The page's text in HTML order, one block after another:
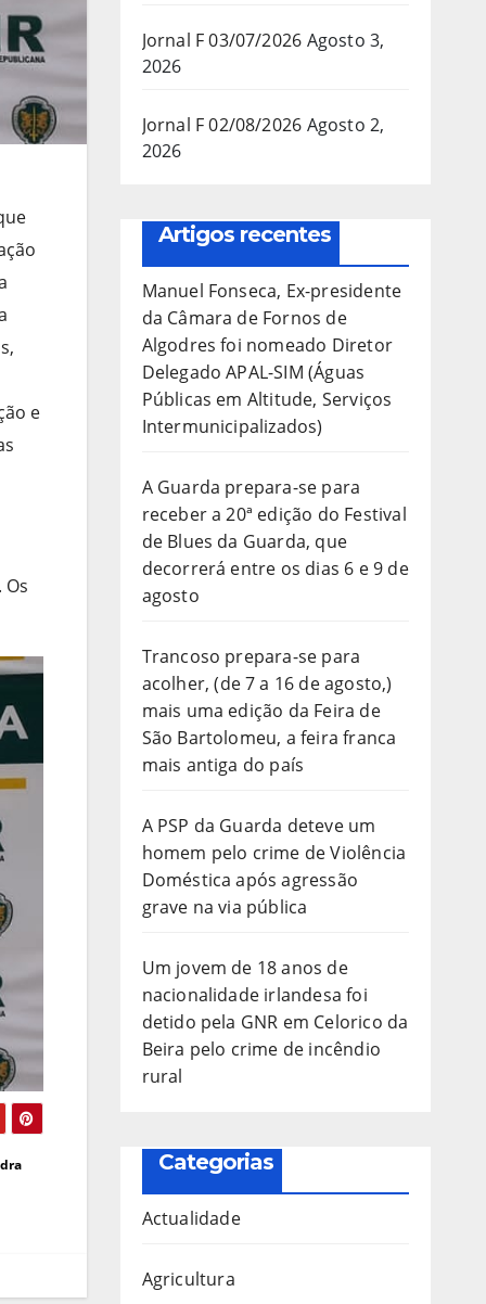
e
Jornal F 03/07/2026 Agosto 3,
2026
Jornal F 02/08/2026 Agosto 2,
2026
Artigos recentes
Manuel Fonseca, Ex-presidente
da Câmara de Fornos de
Algodres foi nomeado Diretor
Delegado APAL-SIM (Águas
Públicas em Altitude, Serviços
Intermunicipalizados)
A Guarda prepara-se para
receber a 20ª edição do Festival
de Blues da Guarda, que
decorrerá entre os dias 6 e 9 de
agosto
Trancoso prepara-se para
acolher, (de 7 a 16 de agosto,)
mais uma edição da Feira de
São Bartolomeu, a feira franca
mais antiga do país
A PSP da Guarda deteve um
homem pelo crime de Violência
Doméstica após agressão
grave na via pública
Um jovem de 18 anos de
nacionalidade irlandesa foi
detido pela GNR em Celorico da
Beira pelo crime de incêndio
rural
Categorias
Actualidade
Agricultura